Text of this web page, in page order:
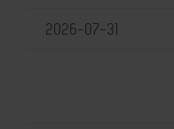
2026-07-31